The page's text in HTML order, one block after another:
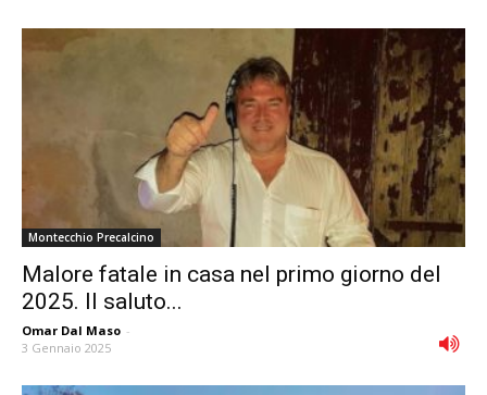
Montecchio Precalcino
Malore fatale in casa nel primo giorno del
2025. Il saluto...
Omar Dal Maso -
3 Gennaio 2025